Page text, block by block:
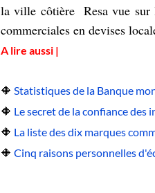
la ville côtière Resa vue sur
commerciales en devises
A lire aussi |
🔶 Statistiques de la Banque
🔶 Le secret de la confiance des
🔶 La liste des dix marques
🔶 Cinq raisons personnelles